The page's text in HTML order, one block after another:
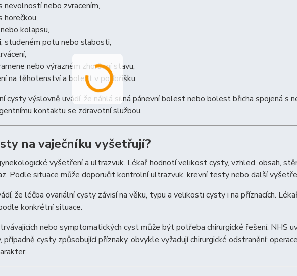
nevolností nebo zvracením,
horečkou,
kolapsu,
studeném potu nebo slabosti,
nebo výrazném zhoršení stavu,
na těhotenství a bolest v podbřišku.
cysty výslovně uvádí, že náhlá silná pánevní bolest nebo bolest břicha spojená s
kontaktu se zdravotní službou.
na vaječníku vyšetřují?
vyšetření a ultrazvuk. Lékař hodnotí velikost cysty, vzhled, obsah,
Podle situace může doporučit kontrolní ultrazvuk, krevní testy nebo další
že léčba ovariální cysty závisí na věku, typu a velikosti cysty i na příznacích.
konkrétní situace.
nebo symptomatických cyst může být potřeba chirurgické řešení. NHS
případně cysty způsobující příznaky, obvykle vyžadují chirurgické odstranění;